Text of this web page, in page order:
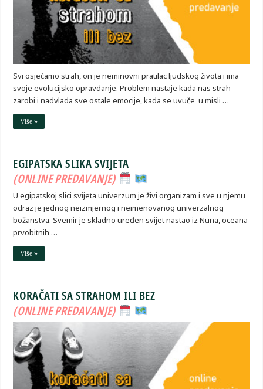
Svi osjećamo strah, on je neminovni pratilac ljudskog života i ima
svoje evolucijsko opravdanje. Problem nastaje kada nas strah
zarobi i nadvlada sve ostale emocije, kada se uvuče u misli …
Više »
EGIPATSKA SLIKA SVIJETA
(ONLINE PREDAVANJE)
U egipatskoj slici svijeta univerzum je živi organizam i sve u njemu
odraz je jednog neizmjernog i neimenovanog univerzalnog
božanstva. Svemir je skladno uređen svijet nastao iz Nuna, oceana
prvobitnih …
Više »
KORAČATI SA STRAHOM ILI BEZ
(ONLINE PREDAVANJE)